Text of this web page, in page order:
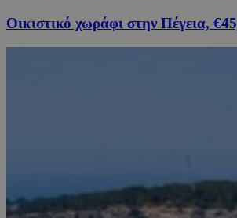
Οικιστικό χωράφι στην Πέγεια,